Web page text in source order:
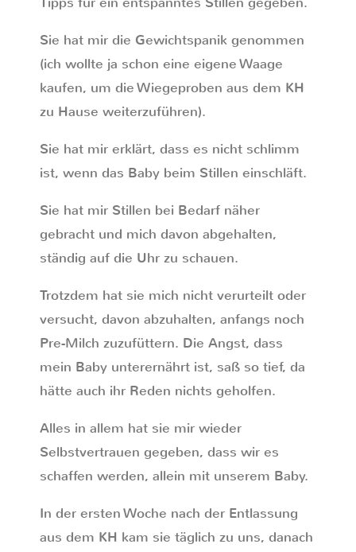
Sie hat mir die Gewichtspanik genommen
(ich wollte ja schon eine eigene Waage
kaufen, um die Wiegeproben aus dem KH
zu Hause weiterzuführen).
Sie hat mir erklärt, dass es nicht schlimm
ist, wenn das Baby beim Stillen einschläft.
Sie hat mir Stillen bei Bedarf näher
gebracht und mich davon abgehalten,
ständig auf die Uhr zu schauen.
Trotzdem hat sie mich nicht verurteilt oder
versucht, davon abzuhalten, anfangs noch
Pre-Milch zuzufüttern. Die Angst, dass
mein Baby unterernährt ist, saß so tief, da
hätte auch ihr Reden nichts geholfen.
Alles in allem hat sie mir wieder
Selbstvertrauen gegeben, dass wir es
schaffen werden, allein mit unserem Baby.
In der ersten Woche nach der Entlassung
aus dem KH kam sie täglich zu uns, danach